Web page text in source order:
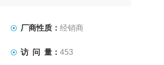
厂商性质： 经销商
访 问 量： 453